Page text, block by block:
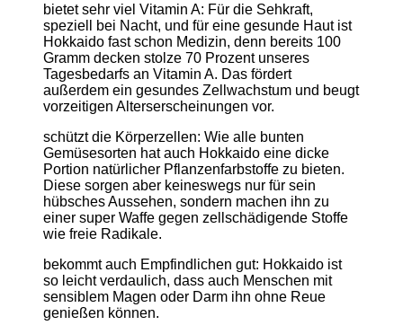
bietet sehr viel Vitamin A: Für die Sehkraft,
speziell bei Nacht, und für eine gesunde Haut ist
Hokkaido fast schon Medizin, denn bereits 100
Gramm decken stolze 70 Prozent unseres
Tagesbedarfs an Vitamin A. Das fördert
außerdem ein gesundes Zellwachstum und beugt
vorzeitigen Alterserscheinungen vor.
schützt die Körperzellen: Wie alle bunten
Gemüsesorten hat auch Hokkaido eine dicke
Portion natürlicher Pflanzenfarbstoffe zu bieten.
Diese sorgen aber keineswegs nur für sein
hübsches Aussehen, sondern machen ihn zu
einer super Waffe gegen zellschädigende Stoffe
wie freie Radikale.
bekommt auch Empfindlichen gut: Hokkaido ist
so leicht verdaulich, dass auch Menschen mit
sensiblem Magen oder Darm ihn ohne Reue
genießen können.